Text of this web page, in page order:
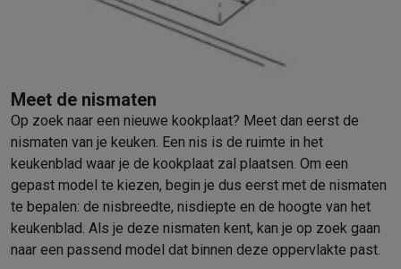
JuicersBruiswatermachines
KookpottenKeukenweegschalen
Pannenkoekenmakers
Huishouden & airco
StofzuigenStofzuigersRobotstofzuigersSteelstofzuigers
RobotsRobotstofzuigersDweilrobots Robotmaaiers
SchoonmakenVloerreinigersStoomreinigersTapijtreinigers
Strijken Stoomgenerators StrijkijzersKledingstomersActieve
NaaienNaaimachinesAccessoires
VerkoelenMobiele airco’sAircoolersVentilatorsAccessoires
LuchtbehandelingLuchtreinigersLuchtbevochtigers
Meet de nismaten
Op zoek naar een nieuwe kookplaat? Meet dan eerst de
nismaten van je keuken. Een nis is de ruimte in het
keukenblad waar je de kookplaat zal plaatsen. Om een
gepast model te kiezen, begin je dus eerst met de nismaten
te bepalen: de nisbreedte, nisdiepte en de hoogte van het
keukenblad. Als je deze nismaten kent, kan je op zoek gaan
naar een passend model dat binnen deze oppervlakte past.